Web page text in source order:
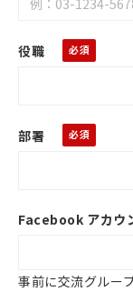
役職
部署
Facebook アカウ
事前に交流グルー